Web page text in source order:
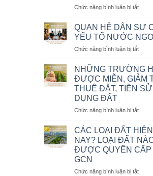
Chức năng bình luận bị tắtở
LỢI
TIÊU
DÙNG
MẠI
ĐIỆN
TỬ
QUAN HỆ DÂN SỰ
YẾU TỐ NƯỚC
Chức năng bình luận bị tắtở
HỆ
DÂN
SỰ
CÓ
TỐ
NGOÀI
NHỮNG TRƯỜNG
ĐƯỢC MIỄN, GIẢM
THUÊ ĐẤT, TIỀN SỬ
DỤNG ĐẤT
Chức năng bình luận bị tắtở
HỢP
MIỄN,
TIỀN
CÁC LOẠI ĐẤT HIỆN
NAY? LOẠI ĐẤT
ĐƯỢC QUYỀN CẤP
GCN
Chức năng bình luận bị tắtở